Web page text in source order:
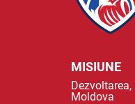
MISIUNE
Moldova